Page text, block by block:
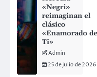
«Negri»
reimaginan el
clásico
«Enamorado de
Ti»
Admin
25 de julio de 2026